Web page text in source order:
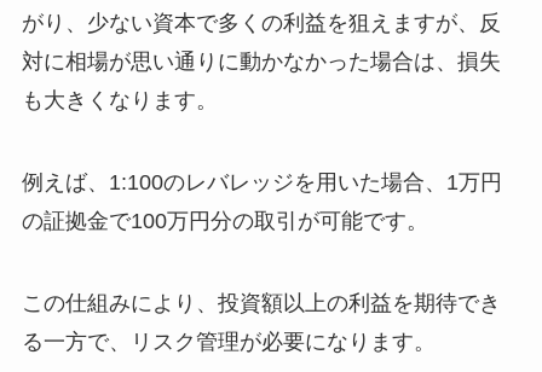
がり、少ない資本で多くの利益を狙えますが、反
対に相場が思い通りに動かなかった場合は、損失
も大きくなります。
例えば、1:100のレバレッジを用いた場合、1万円
の証拠金で100万円分の取引が可能です。
この仕組みにより、投資額以上の利益を期待でき
る一方で、リスク管理が必要になります。